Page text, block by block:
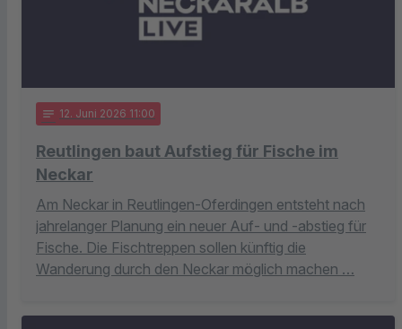
notes 12. Juni 2026 11:00
Reutlingen baut Aufstieg für Fische im
Neckar
Am Neckar in Reutlingen-Oferdingen entsteht nach
jahrelanger Planung ein neuer Auf- und -abstieg für
Fische. Die Fischtreppen sollen künftig die
Wanderung durch den Neckar möglich machen …